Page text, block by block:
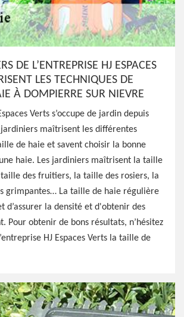
DE L’ENTREPRISE HJ ESPACES
LES TECHNIQUES DE
À DOMPIERRE SUR NIEVRE
Verts s’occupe de jardin depuis
jardiniers maîtrisent les différentes
de haie et savent choisir la bonne
haie. Les jardiniers maîtrisent la taille
des fruitiers, la taille des rosiers, la
grimpantes… La taille de haie régulière
d’assurer la densité et d'obtenir des
Pour obtenir de bons résultats, n’hésitez
HJ Espaces Verts la taille de